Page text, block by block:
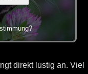
direkt lustig an. Viel